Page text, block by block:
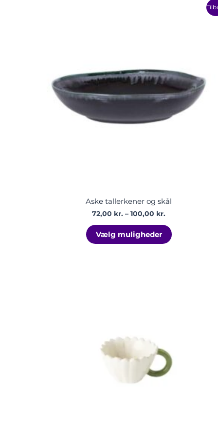
Aske tallerkener og skål
72,00 kr. – 100,00 kr.
Prisinterval:
Vælg muligheder
kan
vælges
på
varesiden